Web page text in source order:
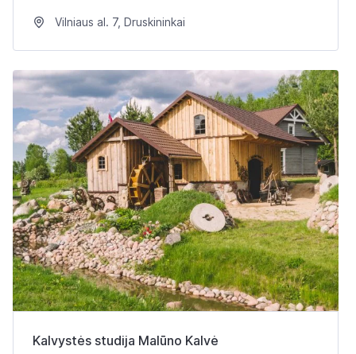
Vilniaus al. 7, Druskininkai
Kalvystės studija Malūno Kalvė